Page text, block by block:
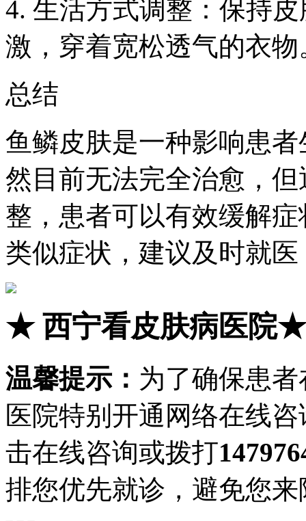
4. 生活方式调整：保持
激，穿着宽松透气的衣物
总结
鱼鳞皮肤是一种影响患
然目前无法完全治愈，
整，患者可以有效缓解
类似症状，建议及时就
★西宁看皮肤病医院★
温馨提示： 为了确保患
医院特别开通网络在线
击在线咨询或拨打
排您优先就诊，避免您